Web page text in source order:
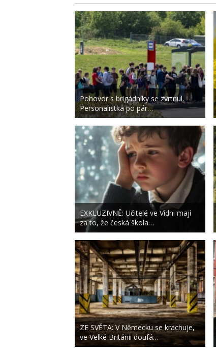
Pohovor s brigádníky se zvrtnul.
Personalistka po pár…
EXKLUZIVNĚ: Učitelé ve Vídni mají
za to, že česká škola…
ZE SVĚTA: V Německu se krachuje,
ve Velké Británii doufá…